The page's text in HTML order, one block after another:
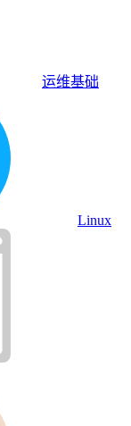
运维基础
Linux